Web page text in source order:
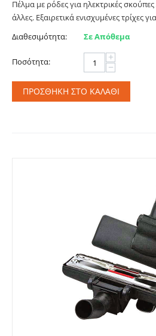
Πέλμα με ρόδες για ηλεκτρικές
άλλες. Εξαιρετικά ενισχυμένες τρίχες
Διαθεσιμότητα:
Σε Απόθεμα
Ποσότητα: +
−
ΠΡΟΣΘΉΚΗ ΣΤΟ ΚΑΛΆΘΙ